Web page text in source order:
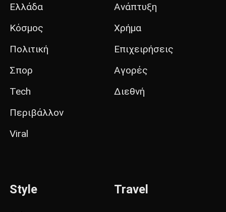
Ελλάδα
Κόσμος
Πολιτική
Σπορ
Tech
Περιβάλλον
Viral
Ανάπτυξη
Χρήμα
Επιχειρήσεις
Αγορές
Διεθνή
Style Travel